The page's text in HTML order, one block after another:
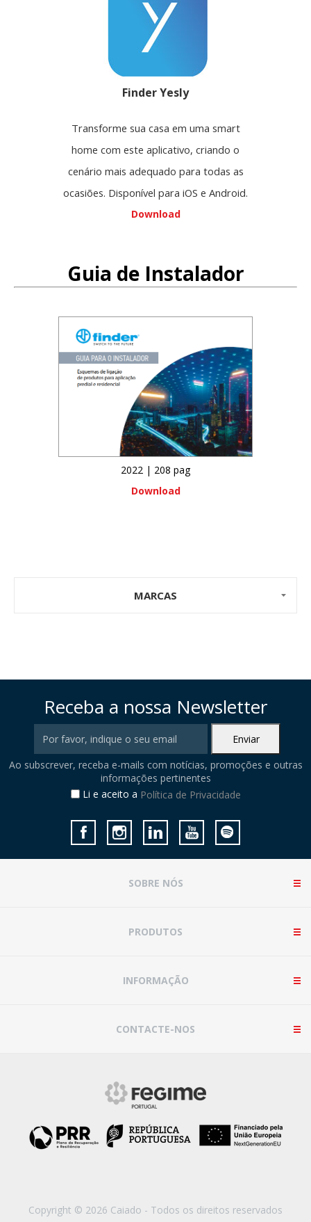
Finder Yesly
Transforme sua casa em uma smart
home com este aplicativo, criando o
cenário mais adequado para todas as
ocasiões. Disponível para iOS e Android.
Download
Guia de Instalador
2022 | 208 pag
Download
MARCAS
Receba a nossa Newsletter
Ao subscrever, receba e-mails com notícias, promoções e outras
informações pertinentes
Li e aceito a Política de Privacidade
SOBRE NÓS
PRODUTOS
INFORMAÇÃO
CONTACTE-NOS
Copyright © 2026 Caiado - Todos os direitos reservados